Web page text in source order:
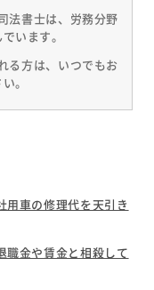
法書士は、労務分野
います。
る方は、いつでもお
。
用車の修理代を天引き
職金や賃金と相殺して